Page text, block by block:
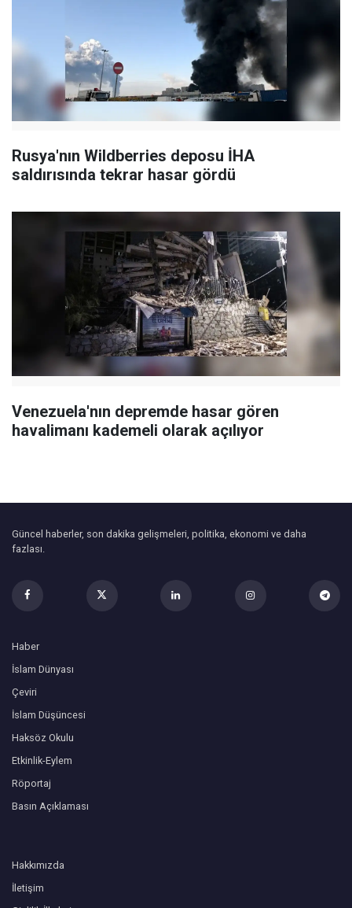
Rusya'nın Wildberries deposu İHA
saldırısında tekrar hasar gördü
Venezuela'nın depremde hasar gören
havalimanı kademeli olarak açılıyor
Güncel haberler, son dakika gelişmeleri, politika, ekonomi ve daha
fazlası.
Haber
İslam Dünyası
Çeviri
İslam Düşüncesi
Haksöz Okulu
Etkinlik-Eylem
Röportaj
Basın Açıklaması
Hakkımızda
İletişim